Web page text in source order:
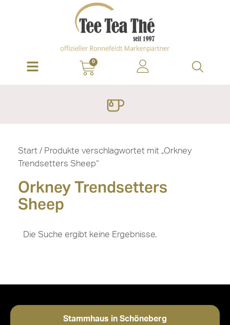
0
Start / Produkte verschlagwortet mit „Orkney
Trendsetters Sheep“
Orkney Trendsetters
Sheep
Die Suche ergibt keine Ergebnisse.
Stammhaus in Schöneberg